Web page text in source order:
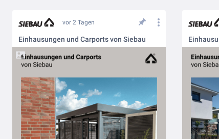
vor 2 Tagen
Einhausungen und Carports von Siebau